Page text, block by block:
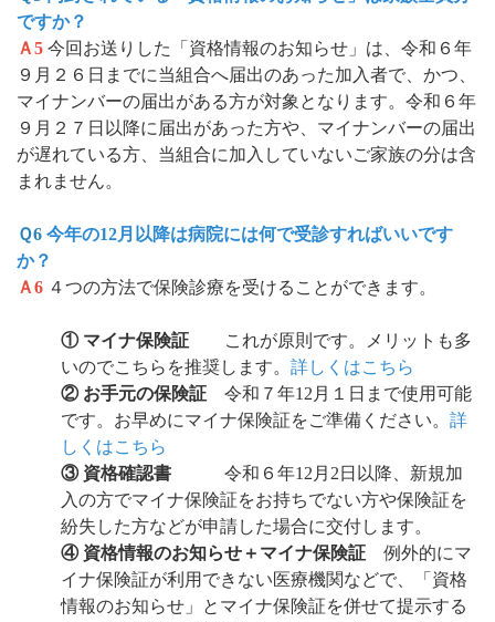
ですか？
Ａ5 今回お送りした「資格情報のお知らせ」は、令和６年
９月２６日までに当組合へ届出のあった加入者で、かつ、
マイナンバーの届出がある方が対象となります。令和６年
９月２７日以降に届出があった方や、マイナンバーの届出
が遅れている方、当組合に加入していないご家族の分は含
まれません。
Ｑ6 今年の12月以降は病院には何で受診すればいいです
か？
Ａ6 ４つの方法で保険診療を受けることができます。
① マイナ保険証 これが原則です。メリットも多
いのでこちらを推奨します。 詳しくはこちら
② お手元の保険証 令和７年12月１日まで使用可能
です。お早めにマイナ保険証をご準備ください。 詳
しくはこちら
③ 資格確認書 令和６年12月2日以降、新規加
入の方でマイナ保険証をお持ちでない方や保険証を
紛失した方などが申請した場合に交付します。
④ 資格情報のお知らせ＋マイナ保険証 例外的にマ
イナ保険証が利用できない医療機関などで、「資格
情報のお知らせ」とマイナ保険証を併せて提示する